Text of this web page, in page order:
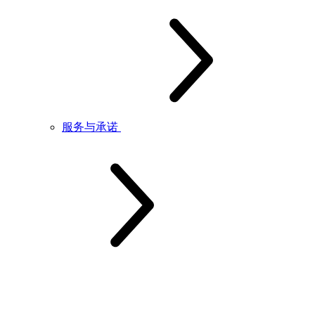
服务与承诺